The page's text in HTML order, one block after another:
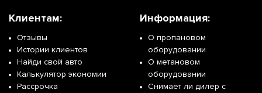
Клиентам:
Отзывы
Истории клиентов
Найди свой авто
Калькулятор экономии
Рассрочка
Информация:
О пропановом
оборудовании
О метановом
оборудовании
Снимает ли дилер с